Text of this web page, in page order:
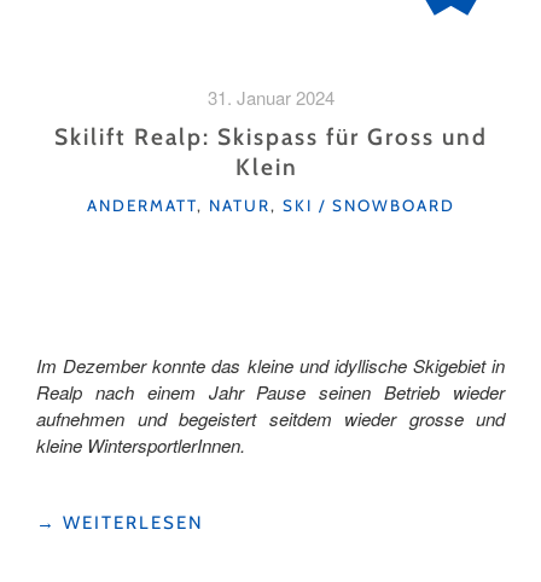
31. Januar 2024
Skilift Realp: Skispass für Gross und
Klein
KATEGORIEN
ANDERMATT, NATUR, SKI / SNOWBOARD
Im Dezember konnte das kleine und idyllische Skigebiet in
Realp nach einem Jahr Pause seinen Betrieb wieder
aufnehmen und begeistert seitdem wieder grosse und
kleine WintersportlerInnen.
"SKILIFT
→ WEITERLESEN